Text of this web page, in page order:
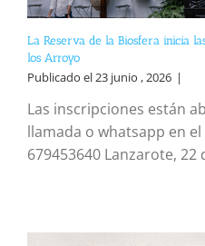
La Reserva de la Biosfera inicia
los Arroyo
Publicado el 23 junio , 2026 |
Las inscripciones están
llamada o whatsapp en
679453640 Lanzarote, 22